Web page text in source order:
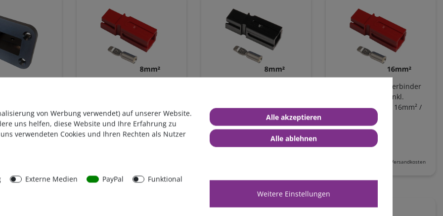
AWG8
4,25 €*
Crimpkontakt bis 8mm² /
4,25 €*
Hochstromsteckverbinder
75A, rot, 1-polig inkl.
Crimpkontakt bis 16mm² /
4,25 €*
Versandkosten
von Werbung verwendet) auf unserer Website.
uns helfen, diese Website und Ihre Erfahrung zu
verwendeten Cookies und Ihren Rechten als Nutzer
Externe Medien PayPal
Funktional
Weitere Einstellungen
Alle akzeptieren
Alle ablehnen